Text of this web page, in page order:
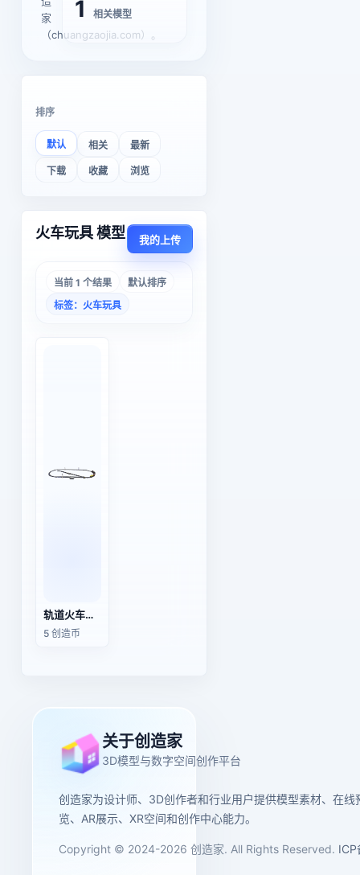
家
（chuangzaojia.com）。
1 相关模型
排序
默认 相关 最新
下载 收藏 浏览
火车玩具 模型 我的上传
当前 1 个结果
默认排序
标签：火车玩具
轨道火车玩具（带动画）
5 创造币
关于创造家
3D模型与数字空间创作平台
创造家为设计师、3D创作者和行业用户提供模型素材、在线
览、AR展示、XR空间和创作中心能力。
Copyright © 2024-2026 创造家. All Rights Reserved. ICP